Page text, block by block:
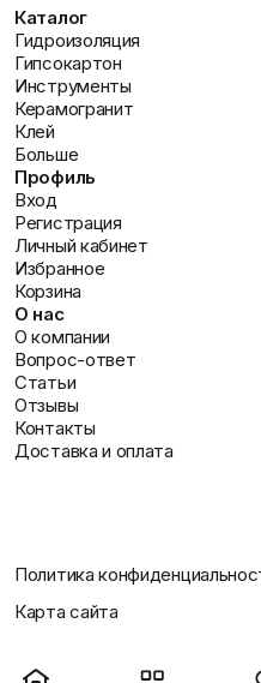
Каталог
Гидроизоляция
Гипсокартон
Инструменты
Керамогранит
Клей
Больше
Профиль
Вход
Регистрация
Личный кабинет
Избранное
Корзина
О нас
О компании
Вопрос-ответ
Статьи
Отзывы
Контакты
Доставка и оплата
Политика
Карта сайта
Разработано Студией Сайтов